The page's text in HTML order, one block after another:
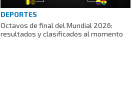
DEPORTES
Octavos de final del Mundial 2026:
resultados y clasificados al momento